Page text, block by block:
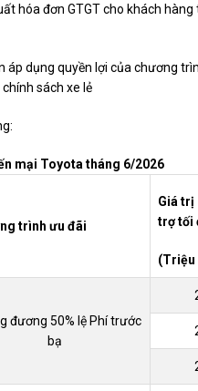
hóa đơn GTGT cho khách
áp dụng quyền lợi của chương
sách xe lẻ
mại Toyota tháng 6/2026
trình ưu đãi
Giá trị
trợ tối
(Triệu
đương 50% lệ Phí trước
bạ